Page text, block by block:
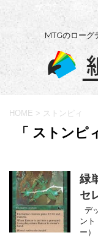
MTGのローグ
HOME > ストンピィ
「 ストンピ
緑
セ
デ
ント
ー）